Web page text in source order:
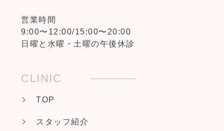
営業時間
9:00〜12:00/15:00〜20:00
日曜と水曜・土曜の午後休診
CLINIC
TOP
スタッフ紹介